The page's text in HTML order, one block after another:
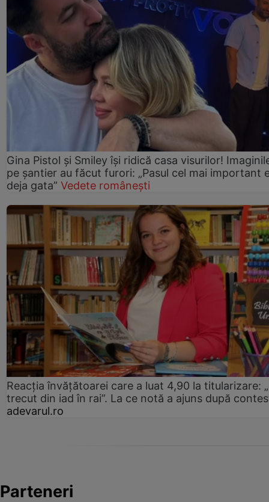
Gina Pistol și Smiley își ridică casa visurilor!
pe șantier au făcut furori: „Pasul cel mai important
deja gata” Vedete românești
Reacția învățătoarei care a luat 4,90 la titularizare:
trecut din iad în rai”. La ce notă a ajuns după
adevarul.ro
Parteneri